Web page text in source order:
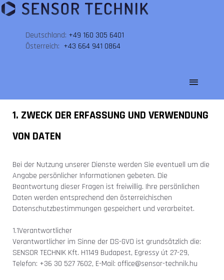
Deutschland: +49 160 305 6401
Österreich: +43 664 941 0864
1. ZWECK DER ERFASSUNG UND VERWENDUNG
VON DATEN
Bei der Nutzung unserer Dienste werden Sie eventuell um die
Angabe persönlicher Informationen gebeten. Die
Beantwortung dieser Fragen ist freiwillig. Ihre persönlichen
Daten werden entsprechend den österreichischen
Datenschutzbestimmungen gespeichert und verarbeitet.
1.1Verantwortlicher
Verantwortlicher im Sinne der DS-GVO ist grundsätzlich die:
SENSOR TECHNIK Kft. H1149 Budapest, Egressy út 27-29,
Telefon: +36 30 527 7602, E-Mail: office@sensor-technik.hu